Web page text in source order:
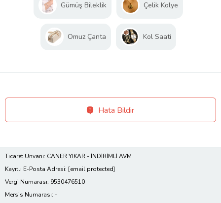
Gümüş Bileklik Çelik Kolye
Omuz Çanta Kol Saati
Hata Bildir
Ticaret Ünvanı: CANER YIKAR - İNDİRİMLİ AVM
Kayıtlı E-Posta Adresi: [email protected]
Vergi Numarası: 9530476510
Mersis Numarası: -